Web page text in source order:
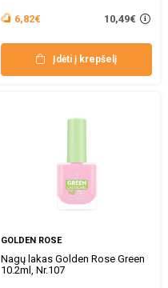
6,82€ 10,49€
Įdėti į krepšelį
GOLDEN ROSE
Nagų lakas Golden Rose Green
10.2ml, Nr.107